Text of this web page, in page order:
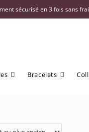
sécurisé en 3 fois sans
Bracelets